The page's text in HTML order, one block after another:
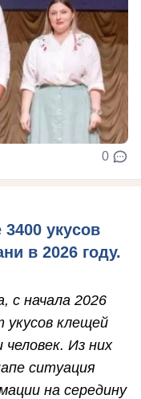
0
укусов
в 2026 году.
с начала 2026
укусов клещей
Из них
ситуация
на середину